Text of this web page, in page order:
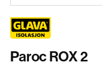
Paroc ROX 2